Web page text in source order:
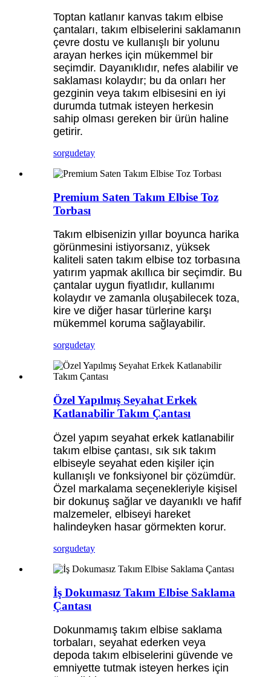
Toptan katlanır kanvas takım elbise
çantaları, takım elbiselerini saklamanın
çevre dostu ve kullanışlı bir yolunu
arayan herkes için mükemmel bir
seçimdir. Dayanıklıdır, nefes alabilir ve
saklaması kolaydır; bu da onları her
gezginin veya takım elbisesini en iyi
durumda tutmak isteyen herkesin
sahip olması gereken bir ürün haline
getirir.
sorgudetay
Premium Saten Takım Elbise Toz
Torbası
Takım elbisenizin yıllar boyunca harika
görünmesini istiyorsanız, yüksek
kaliteli saten takım elbise toz torbasına
yatırım yapmak akıllıca bir seçimdir. Bu
çantalar uygun fiyatlıdır, kullanımı
kolaydır ve zamanla oluşabilecek toza,
kire ve diğer hasar türlerine karşı
mükemmel koruma sağlayabilir.
sorgudetay
Özel Yapılmış Seyahat Erkek
Katlanabilir Takım Çantası
Özel yapım seyahat erkek katlanabilir
takım elbise çantası, sık sık takım
elbiseyle seyahat eden kişiler için
kullanışlı ve fonksiyonel bir çözümdür.
Özel markalama seçenekleriyle kişisel
bir dokunuş sağlar ve dayanıklı ve hafif
malzemeler, elbiseyi hareket
halindeyken hasar görmekten korur.
sorgudetay
İş Dokumasız Takım Elbise Saklama
Çantası
Dokunmamış takım elbise saklama
torbaları, seyahat ederken veya
depoda takım elbiselerini güvende ve
emniyette tutmak isteyen herkes için